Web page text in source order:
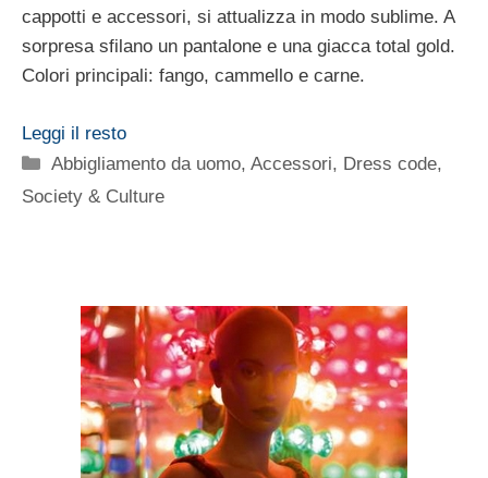
cappotti e accessori, si attualizza in modo sublime. A
sorpresa sfilano un pantalone e una giacca total gold.
Colori principali: fango, cammello e carne.
Leggi il resto
Categorie
Abbigliamento da uomo,Accessori, Dress code,
Society & Culture